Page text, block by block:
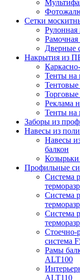
Сетки
Рулонная
Рамочная
Дверные
Накрытия из
Тенты на
Торговые
Реклама
Тенты на
Заборы из
Навесы из
Навесы
балкон
Козырьки
Профильные
Система
Система
Система
Стоечно-
система
Рамы
ALT100
ALT110